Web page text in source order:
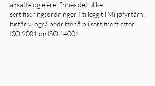
ansatte og eiere, finnes det ulike
sertifiseringsordninger. I tillegg til Miljøfyrtårn,
bistår vi også bedrifter å bli sertifisert etter
ISO 9001 og ISO 14001.